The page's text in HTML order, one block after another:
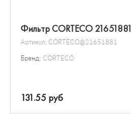
Фильтр CORTECO 21651881
Артикул: CORTECO@21651881
Бренд: CORTECO
131.55 руб